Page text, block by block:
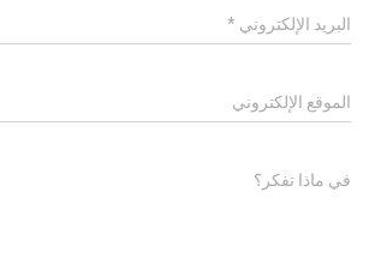
البريد الإلكتروني *
الموقع الإلكتروني
في ماذا تفكر؟